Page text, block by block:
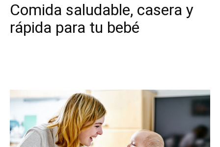
Comida saludable, casera y
rápida para tu bebé